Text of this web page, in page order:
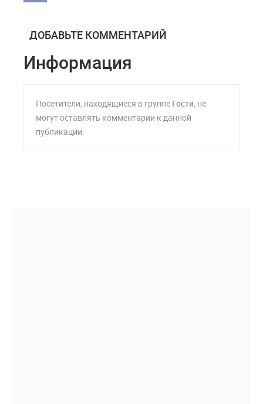
ДОБАВЬТЕ КОММЕНТАРИЙ
Информация
Посетители, находящиеся в группе Гости, не
могут оставлять комментарии к данной
публикации.